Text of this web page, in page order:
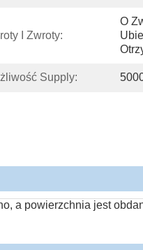
I Zwroty:
O
Supply:
a powierzchnia jest